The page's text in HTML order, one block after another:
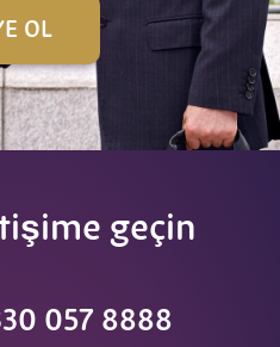
OL
geçin
057 8888